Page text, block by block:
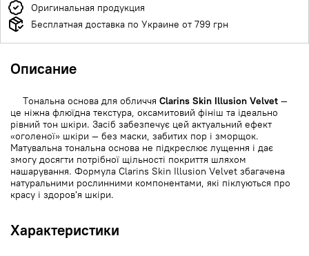
Оригинальная продукция
Бесплатная доставка по Украине от 799 грн
Описание
Тональна основа для обличчя Clarins Skin Illusion Velvet —
це ніжна флюїдна текстура, оксамитовий фініш та ідеально
рівний тон шкіри. Засіб забезпечує цей актуальний ефект
«оголеної» шкіри — без маски, забитих пор і зморщок.
Матувальна тональна основа не підкреслює лущення і дає
змогу досягти потрібної щільності покриття шляхом
нашарування. Формула Clarins Skin Illusion Velvet збагачена
натуральними рослинними компонентами, які піклуються про
красу і здоров'я шкіри.
Характеристики